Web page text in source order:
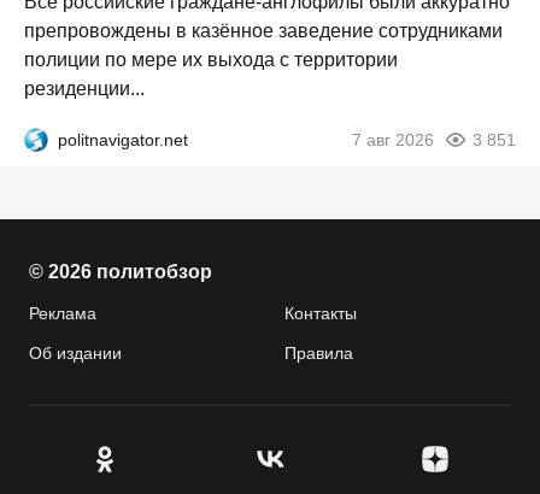
препровождены в казённое заведение сотрудниками
полиции по мере их выхода с территории
резиденции...
politnavigator.net 7 авг 2026 3 851
© 2026 политобзор
Реклама Контакты
Об издании Правила